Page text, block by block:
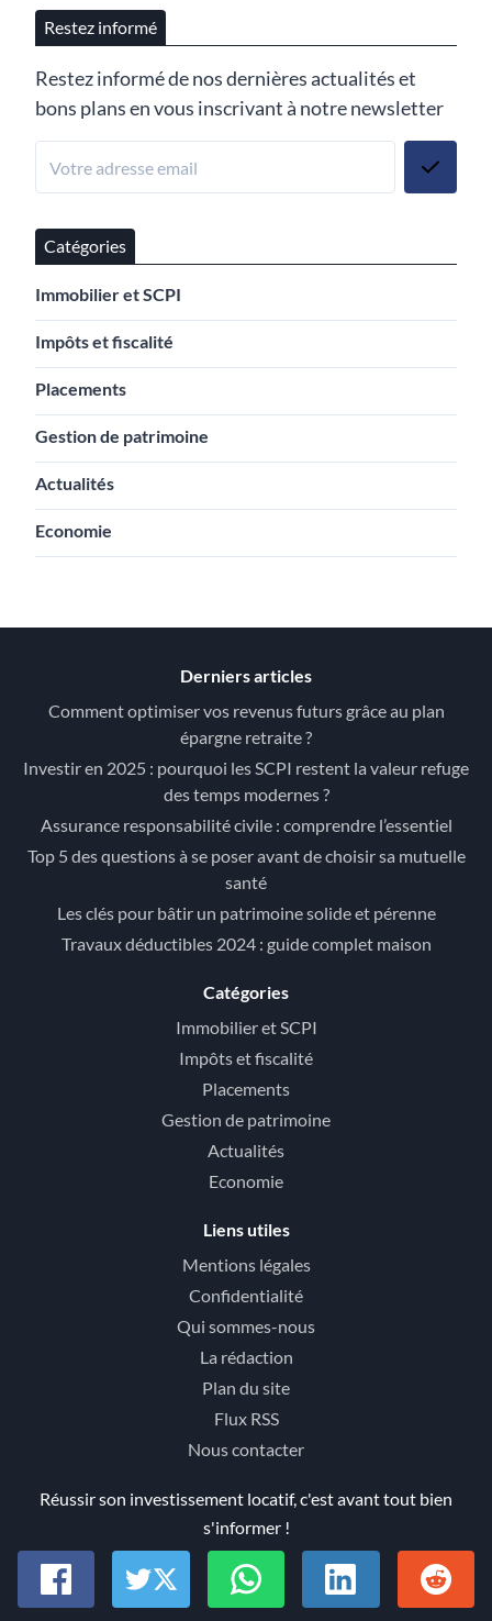
Restez informé
Restez informé de nos dernières actualités et
bons plans en vous inscrivant à notre newsletter
Catégories
Immobilier et SCPI
Impôts et fiscalité
Placements
Gestion de patrimoine
Actualités
Economie
Derniers articles
Comment optimiser vos revenus futurs grâce au plan
épargne retraite ?
Investir en 2025 : pourquoi les SCPI restent la valeur refuge
des temps modernes ?
Assurance responsabilité civile : comprendre l’essentiel
Top 5 des questions à se poser avant de choisir sa mutuelle
santé
Les clés pour bâtir un patrimoine solide et pérenne
Travaux déductibles 2024 : guide complet maison
Catégories
Immobilier et SCPI
Impôts et fiscalité
Placements
Gestion de patrimoine
Actualités
Economie
Liens utiles
Mentions légales
Confidentialité
Qui sommes-nous
La rédaction
Plan du site
Flux RSS
Nous contacter
Réussir son investissement locatif, c'est avant tout bien
s'informer !